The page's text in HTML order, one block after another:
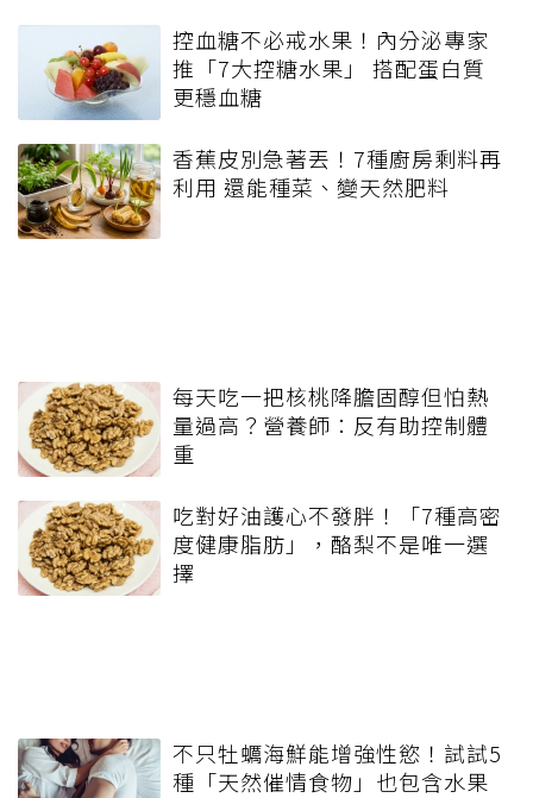
控血糖不必戒水果！內分泌專家
推「7大控糖水果」 搭配蛋白質
更穩血糖
香蕉皮別急著丟！7種廚房剩料再
利用 還能種菜、變天然肥料
每天吃一把核桃降膽固醇但怕熱
量過高？營養師：反有助控制體
重
吃對好油護心不發胖！「7種高密
度健康脂肪」，酪梨不是唯一選
擇
不只牡蠣海鮮能增強性慾！試試5
種「天然催情食物」也包含水果